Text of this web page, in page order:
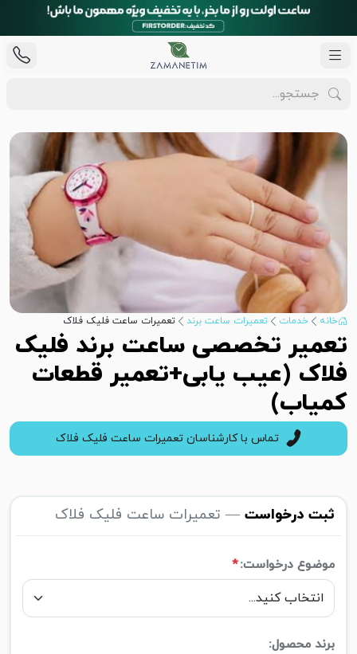
خانه خدمات تعمیرات ساعت برند تعمیرات ساعت فلیک فلاک
تعمیر تخصصی ساعت برند فلیک
فلاک (عیب یابی+تعمیر قطعات
کمیاب)
تماس با کارشناسان تعمیرات ساعت فلیک فلاک
ثبت درخواست — تعمیرات ساعت فلیک فلاک
موضوع درخواست:*
برند محصول: